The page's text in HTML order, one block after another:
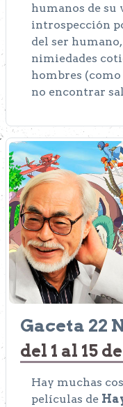
humanos de su
introspección
del ser
nimiedades
hombres (como
no encontrar
Gaceta 22
del 1 al 15
Hay muchas
películas de